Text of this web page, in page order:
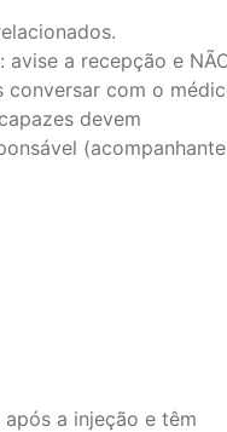
a recepção e
conversar com o
devem
(acompanhante
a injeção e têm